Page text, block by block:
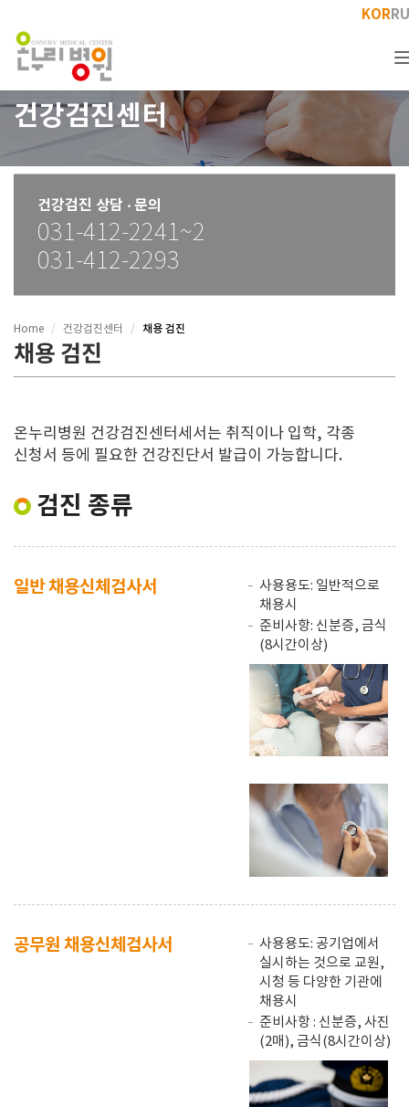
KOR
건강검진센터
건강검진 상담 ‧ 문의
031-412-2241~2
031-412-2293
채용 검진
Home 건강검진센터 채용 검진
온누리병원 건강검진센터세서는 취직이나 입학, 각종
신청서 등에 필요한 건강진단서 발급이 가능합니다.
검진 종류
일반 채용신체검사서
사용용도: 일반적으로
채용시
준비사항: 신분증, 금식
(8시간이상)
공무원 채용신체검사서
사용용도: 공기업에서
실시하는 것으로 교원,
시청 등 다양한 기관에
채용시
준비사항 : 신분증, 사진
(2매), 금식(8시간이상)